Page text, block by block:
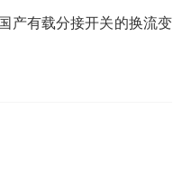
产有载分接开关的换流变